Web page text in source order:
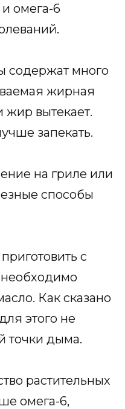
омега-6
содержат много
жирная
вытекает.
запекать.
на гриле или
способы
с
Как сказано
этого не
точки дыма.
растительных
омега-6,